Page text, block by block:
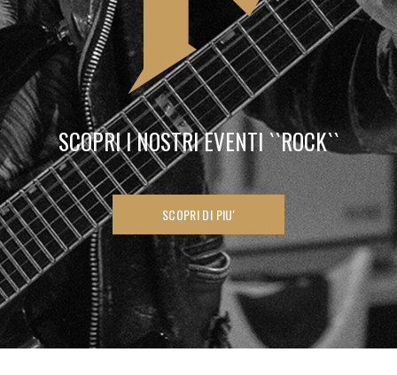
SCOPRI I NOSTRI EVENTI ``ROCK``
SCOPRI DI PIU'